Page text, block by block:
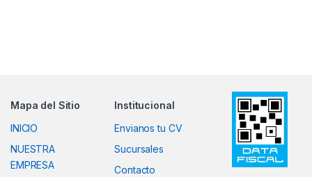
Mapa del Sitio
INICIO
NUESTRA
EMPRESA
Institucional
Envianos tu CV
Sucursales
Contacto